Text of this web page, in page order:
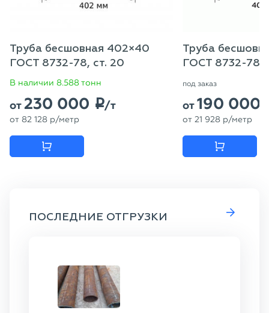
Труба бесшовная 402×40
ГОСТ 8732-78, ст. 20
В наличии 8.588 тонн
от 230 000 p/т
от 82 128 p/метр
Труба
ГОСТ 8732-78,
под заказ
от190 000
от 21 928 p/метр
ПОСЛЕДНИЕ ОТГРУЗКИ